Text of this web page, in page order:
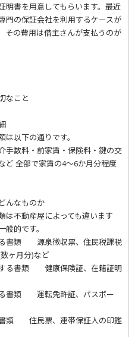
明書を用意してもらいます。最近
門の保証会社を利用するケースが
その費用は借主さんが支払うのが
なこと
は以下の通りです。
手数料・前家賃・保険料・鍵の交
ど 全部で家賃の4～6か月分程度
んなものか
は不動産屋によっても違います
的です。
る書類 源泉徴収票、住民税課税
ヶ月分)など
する書類 健康保険証、在籍証明
る書類 運転免許証、パスポー
書類 住民票、連帯保証人の印鑑